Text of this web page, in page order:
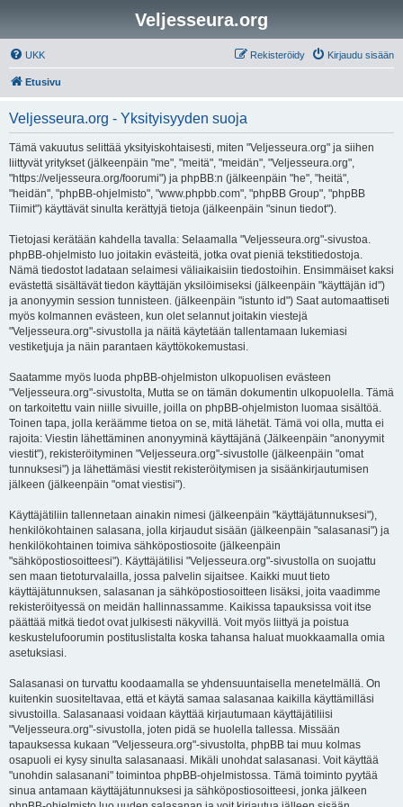
Veljesseura.org
UKK Kirjaudu sisään
Rekisteröidy
Etusivu
Veljesseura.org - Yksityisyyden suoja
Tämä vakuutus selittää yksityiskohtaisesti, miten "Veljesseura.org" ja siihen
liittyvät yritykset (jälkeenpäin "me", "meitä", "meidän", "Veljesseura.org",
"https://veljesseura.org/foorumi") ja phpBB:n (jälkeenpäin "he", "heitä",
"heidän", "phpBB-ohjelmisto", "www.phpbb.com", "phpBB Group", "phpBB
Tiimit") käyttävät sinulta kerättyjä tietoja (jälkeenpäin "sinun tiedot").
Tietojasi kerätään kahdella tavalla: Selaamalla "Veljesseura.org"-sivustoa.
phpBB-ohjelmisto luo joitakin evästeitä, jotka ovat pieniä tekstitiedostoja.
Nämä tiedostot ladataan selaimesi väliaikaisiin tiedostoihin. Ensimmäiset kaksi
evästettä sisältävät tiedon käyttäjän yksilöimiseksi (jälkeenpäin "käyttäjän id")
ja anonyymin session tunnisteen. (jälkeenpäin "istunto id") Saat automaattiseti
myös kolmannen evästeen, kun olet selannut joitakin viestejä
"Veljesseura.org"-sivustolla ja näitä käytetään tallentamaan lukemiasi
vestiketjuja ja näin parantaen käyttökokemustasi.
Saatamme myös luoda phpBB-ohjelmiston ulkopuolisen evästeen
"Veljesseura.org"-sivustolta, Mutta se on tämän dokumentin ulkopuolella. Tämä
on tarkoitettu vain niille sivuille, joilla on phpBB-ohjelmiston luomaa sisältöä.
Toinen tapa, jolla keräämme tietoa on se, mitä lähetät. Tämä voi olla, mutta ei
rajoita: Viestin lähettäminen anonyyminä käyttäjänä (Jälkeenpäin "anonyymit
viestit"), rekisteröityminen "Veljesseura.org"-sivustolle (jälkeenpäin "omat
tunnuksesi") ja lähettämäsi viestit rekisteröitymisen ja sisäänkirjautumisen
jälkeen (jälkeenpäin "omat viestisi").
Käyttäjätiliin tallennetaan ainakin nimesi (jälkeenpäin "käyttäjätunnuksesi"),
henkilökohtainen salasana, jolla kirjaudut sisään (jälkeenpäin "salasanasi") ja
henkilökohtainen toimiva sähköpostiosoite (jälkeenpäin
"sähköpostiosoitteesi"). Käyttäjätilisi "Veljesseura.org"-sivustolla on suojattu
sen maan tietoturvalailla, jossa palvelin sijaitsee. Kaikki muut tieto
käyttäjätunnuksen, salasanan ja sähköpostiosoitteen lisäksi, joita vaadimme
rekisteröityessä on meidän hallinnassamme. Kaikissa tapauksissa voit itse
päättää mitkä tiedot ovat julkisesti näkyvillä. Voit myös liittyä ja poistua
keskustelufoorumin postituslistalta koska tahansa haluat muokkaamalla omia
asetuksiasi.
Salasanasi on turvattu koodaamalla se yhdensuuntaisella menetelmällä. On
kuitenkin suositeltavaa, että et käytä samaa salasanaa kaikilla käyttämilläsi
sivustoilla. Salasanaasi voidaan käyttää kirjautumaan käyttäjätiliisi
"Veljesseura.org"-sivustolla, joten pidä se huolella tallessa. Missään
tapauksessa kukaan "Veljesseura.org"-sivustolta, phpBB tai muu kolmas
osapuoli ei kysy sinulta salasanaasi. Mikäli unohdat salasanasi. Voit käyttää
"unohdin salasanani" toimintoa phpBB-ohjelmistossa. Tämä toiminto pyytää
sinua antamaan käyttäjätunnuksesi ja sähköpostiosoitteesi, jonka jälkeen